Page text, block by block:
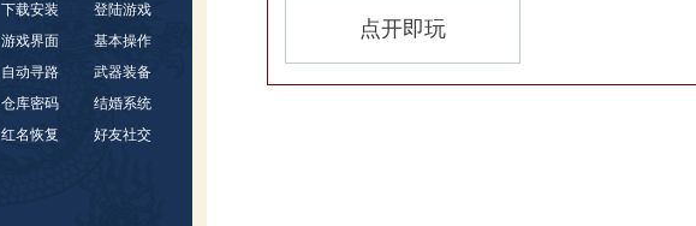
下载安装
登陆游戏
游戏界面
基本操作
自动寻路
武器装备
仓库密码
结婚系统
红名恢复
好友社交
点开即玩